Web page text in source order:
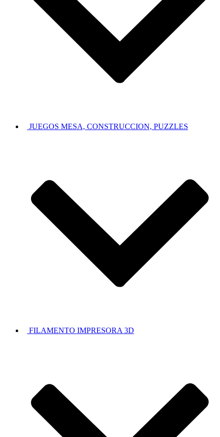
JUEGOS MESA, CONSTRUCCION, PUZZLES
FILAMENTO IMPRESORA 3D